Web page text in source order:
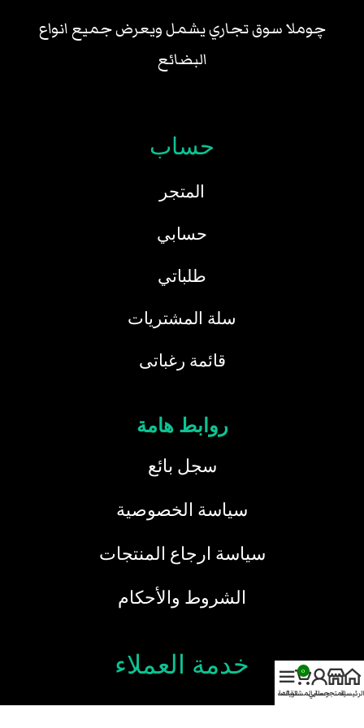
چوملا سوق تجاري يشمل ويعرض جميع انواع
البضائع
حساب
المتجر
حسابي
طلباتي
سلة المشتريات
قائمة رغباتى
روابط هامة
سجل بائع
سياسة الخصوصية
سياسة ارجاع المنتجات
الشروط والأحكام
خدمة العملاء
الرئيسيةالمتجرحسابي
0
سلة المشتريات
القائمة